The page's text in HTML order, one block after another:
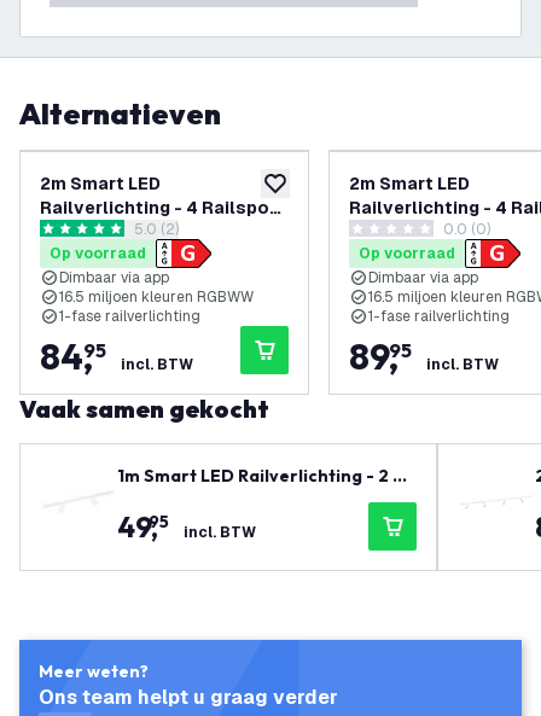
Alternatieven
toevoegen aan verlanglijst
2m Smart LED
Railverlichting - 4 Railspots
- 4.9W - RGB+CCT - Dimbaar
- 1-Fase Railsysteem - Wit
reviews drawer openen
5 score sterren5.0 (2)
Op voorraad
Dimbaar via app
16.5 miljoen kleuren RGBWW
1-fase railverlichting
84,
95
incl. BTW
2m Smart LED
Railverlichting - 4
- 4.9W - RGB+CCT -
- 1-Fase Railsysteem
Zwart
0 score sterren0.0 (0)
Op voorraad
Dimbaar via app
16.5 miljoen kleuren
1-fase railverlichting
89,
95
incl. BTW
Vaak samen gekocht
1m Smart LED Railverlichting - 2 Ra
ilspots - 4.9W - RGB+CCT - Dimbaa
r - 1-Fase Railsysteem - Wit
49,
95 incl. BTW
Meer weten?
Ons team helpt u graag verder